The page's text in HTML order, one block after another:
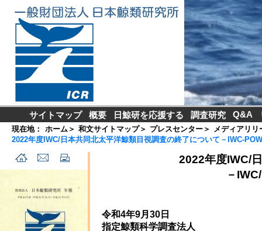
サイトマップ 概要 日鯨研を応援する 調査研究 Q&A
現在地： ホーム ＞ 和文サイトマップ＞ プレスセンター ＞ メディアリリ
2022年度IWC/日本共同北太平洋鯨類目視調査の終了について－IWC-
2022年度IWC/
－
令和4年9月30日
指定鯨類科学調査法人